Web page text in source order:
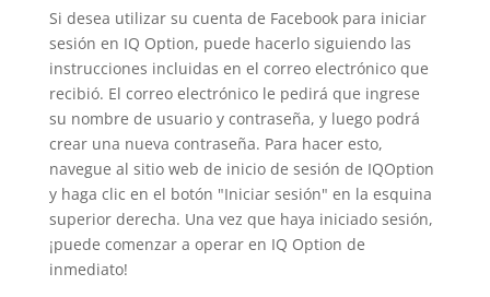
Si desea utilizar su cuenta de Facebook para iniciar
sesión en IQ Option, puede hacerlo siguiendo las
instrucciones incluidas en el correo electrónico que
recibió. El correo electrónico le pedirá que ingrese
su nombre de usuario y contraseña, y luego podrá
crear una nueva contraseña. Para hacer esto,
navegue al sitio web de inicio de sesión de IQOption
y haga clic en el botón "Iniciar sesión" en la esquina
superior derecha. Una vez que haya iniciado sesión,
¡puede comenzar a operar en IQ Option de
inmediato!